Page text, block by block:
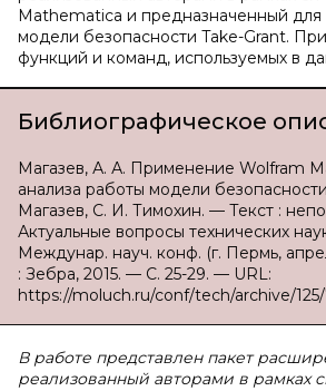
Mathematica и предназначенный для
модели безопасности Take-Grant.
функций и команд, используемых в
Библиографическое
Магазев, А. А. Применение Wolfram
анализа работы модели
Магазев, С. И. Тимохин. — Текст :
Актуальные вопросы технических
Междунар. науч. конф. (г. Пермь,
: Зебра, 2015. — С. 25-29. — URL:
https://moluch.ru/conf/tech/archive/
В работе представлен пакет
реализованный авторами в рамках